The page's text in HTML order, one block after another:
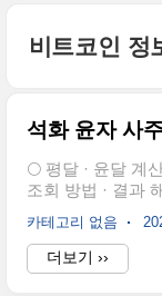
비트코인 정
석화 윤자 사
🌕 평달 · 윤달 계
조회 방법 · 결과
일상에서 사용하
생년월일을 입력
윤달 여부를 바로
생년월일을 모르
카테고리 없음
더보기 ››